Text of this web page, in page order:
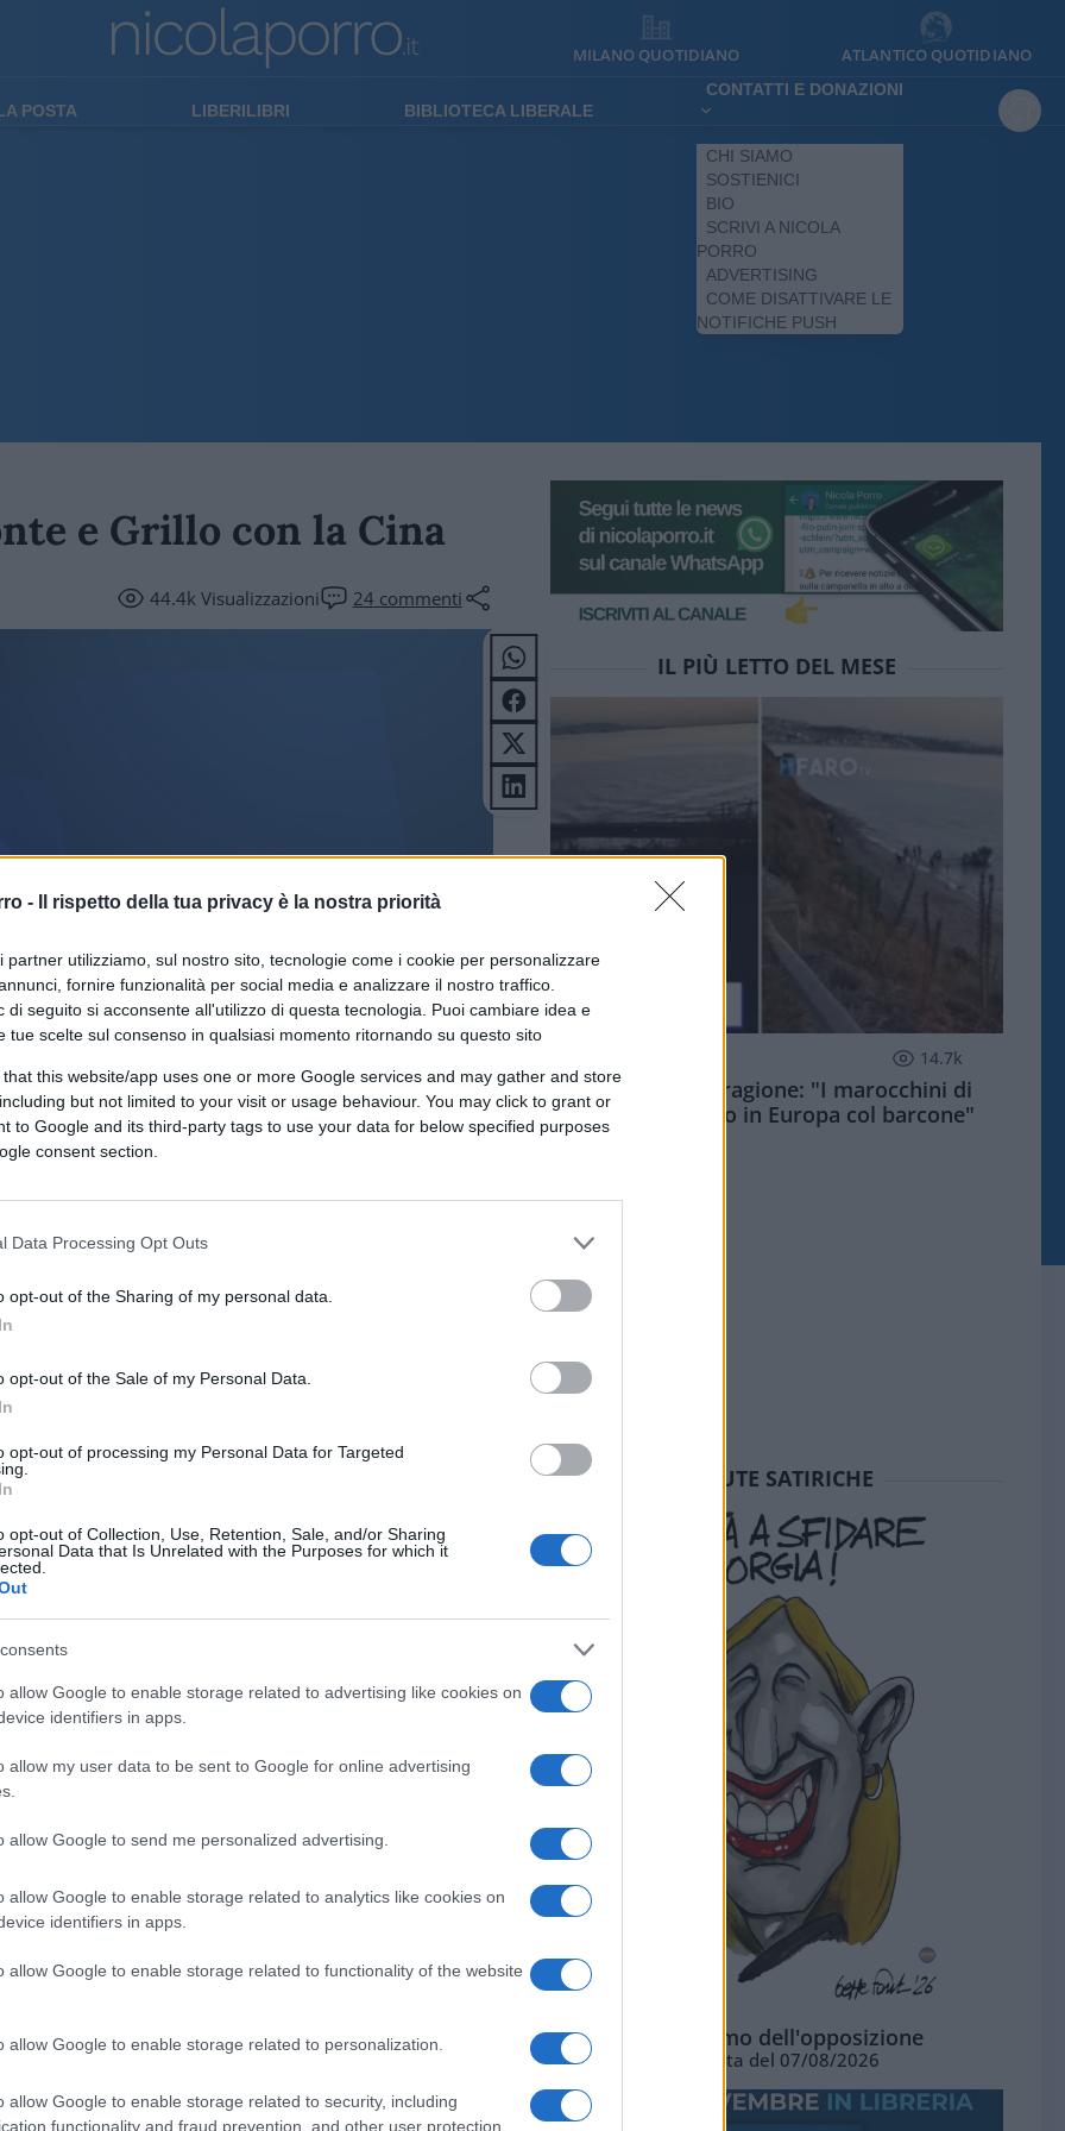
- Il rispetto della tua privacy è la nostra priorità
partner utilizziamo, sul nostro sito, tecnologie come i cookie per personalizzare
fornire funzionalità per social media e analizzare il nostro traffico.
di seguito si acconsente all'utilizzo di questa tecnologia. Puoi cambiare idea e
tue scelte sul consenso in qualsiasi momento ritornando su questo sito
that this website/app uses one or more Google services and may gather and store
but not limited to your visit or usage behaviour. You may click to grant or
to Google and its third-party tags to use your data for below specified purposes
consent section.
Data Processing Opt Outs
opt-out of the Sharing of my personal data.
opt-out of the Sale of my Personal Data.
opt-out of processing my Personal Data for Targeted
opt-out of Collection, Use, Retention, Sale, and/or Sharing
Data that Is Unrelated with the Purposes for which it
allow Google to enable storage related to advertising like cookies on
identifiers in apps.
allow my user data to be sent to Google for online advertising
allow Google to send me personalized advertising.
allow Google to enable storage related to analytics like cookies on
identifiers in apps.
allow Google to enable storage related to functionality of the website
allow Google to enable storage related to personalization.
allow Google to enable storage related to security, including
functionality and fraud prevention, and other user protection.
MILANO QUOTIDIANO ATLANTICO QUOTIDIANO
POSTA LIBERILIBRI BIBLIOTECA LIBERALE
CONTATTI E DONAZIONI
CHI SIAMO
SOSTIENICI
BIO
SCRIVI A NICOLA
PORRO
ADVERTISING
COME DISATTIVARE LE
NOTIFICHE PUSH
e Grillo con la Cina
44.4kVisualizzazioni 24 commenti
su Google
a guida britannicacon l’impegno,
l’alleanza e mandare un
Biden con Boris Johnson era emerso il
delle democrazie” per arginare la
avviare un’indagine sull’origine del
di Wuhan
anti Dragone. Ma in Italia, l’ex
Movimento 5 stelle, Beppe Grillo
la notizia chei due avrebbero
, Li Junhua, per confermare un’amicizia
nell’estremità sudoccidentale
scegliere migliore circostanza se non
rappresenta interessi e vocazioni
le democrazie del Gruppo dei
del Consiglio nei due governi di colore
e il guitto Grillo,
il timoniere. E, indubbiamente, la mossa
Pd, visto che Conte dovrebbe essere il
surreale comunicato precisava che
IL PIÙ LETTO DEL MESE
14.7k
Meloni aveva ragione: "I marocchini di
Ceuta sbarcano in Europa col barcone"
SEDUTE SATIRICHE
L'ottimismo dell'opposizione
Vignetta del 07/08/2026